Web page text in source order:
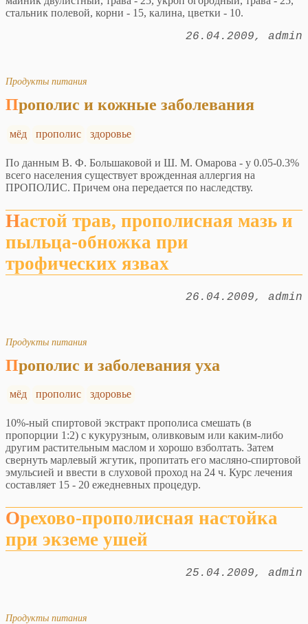
стальник полевой, корни - 15, калина, цветки - 10.
26.04.2009 admin
Продукты питания
Прополис и кожные заболевания
мёд прополис здоровье
По данным В. Ф. Большаковой и Ш. М. Омарова - у 0.05-0.3%
всего населения существует врожденная аллергия на
ПРОПОЛИС. Причем она передается по наследству.
Настой трав, прополисная мазь и
пыльца-обножка при
трофических язвах
26.04.2009 admin
Продукты питания
Прополис и заболевания уха
мёд прополис здоровье
10%-ный спиртовой экстракт прополиса смешать (в
пропорции 1:2) с кукурузным, оливковым или каким-либо
другим растительным маслом и хорошо взболтать. Затем
свернуть марлевый жгутик, пропитать его масляно-спиртовой
эмульсией и ввести в слуховой проход на 24 ч. Курс лечения
составляет 15 - 20 ежедневных процедур.
Орехово-прополисная настойка
при экземе ушей
25.04.2009 admin
Продукты питания